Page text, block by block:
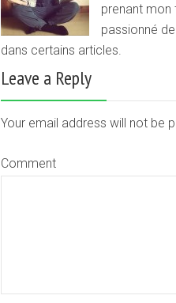
prenant mon
passionné
dans certains articles.
Leave a Reply
Your email address will not be
Comment